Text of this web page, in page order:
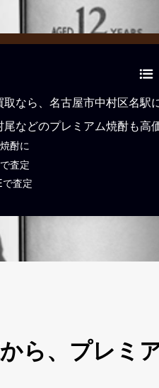
なら、名古屋市中村区名駅
などのプレミアム焼酎も高
酎に
査定
査定
ら、プレミ